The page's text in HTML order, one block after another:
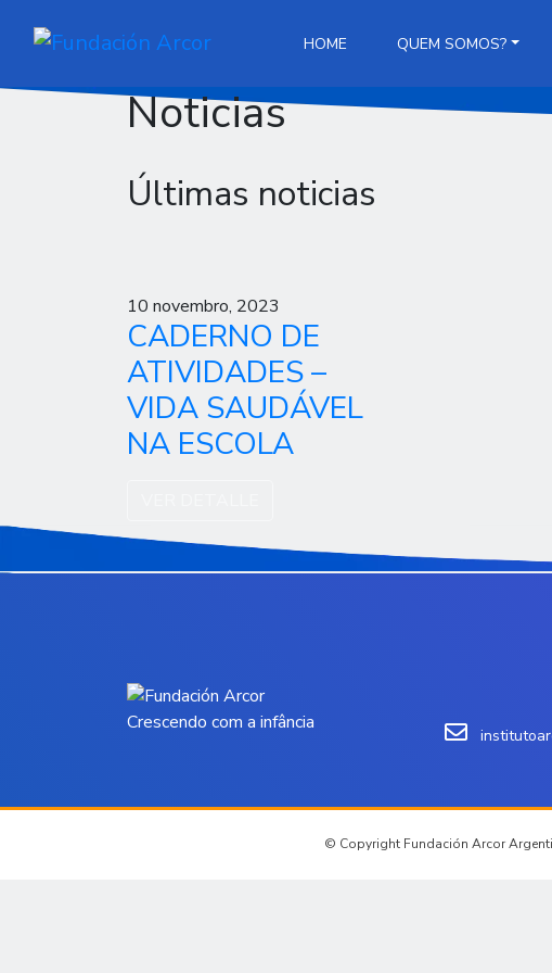
HOME QUEM SOMOS?
Noticias
Últimas noticias
10 novembro, 2023
CADERNO DE
ATIVIDADES –
VIDA SAUDÁVEL
NA ESCOLA
Crescendo com a infância
© Copyright Fundación Arcor